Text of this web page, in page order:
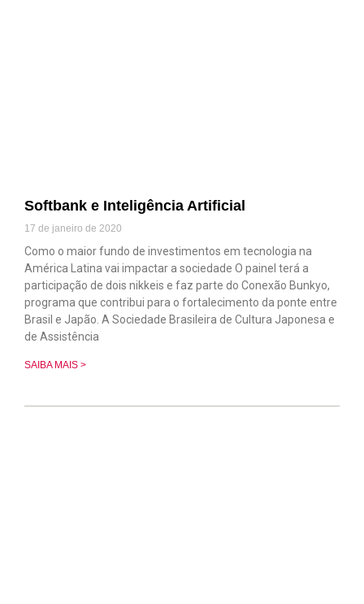
Softbank e Inteligência Artificial
17 de janeiro de 2020
Como o maior fundo de investimentos em tecnologia na
América Latina vai impactar a sociedade O painel terá a
participação de dois nikkeis e faz parte do Conexão Bunkyo,
programa que contribui para o fortalecimento da ponte entre
Brasil e Japão. A Sociedade Brasileira de Cultura Japonesa e
de Assistência
SAIBA MAIS >